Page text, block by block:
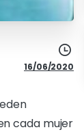
16/06/2020
cada mujer